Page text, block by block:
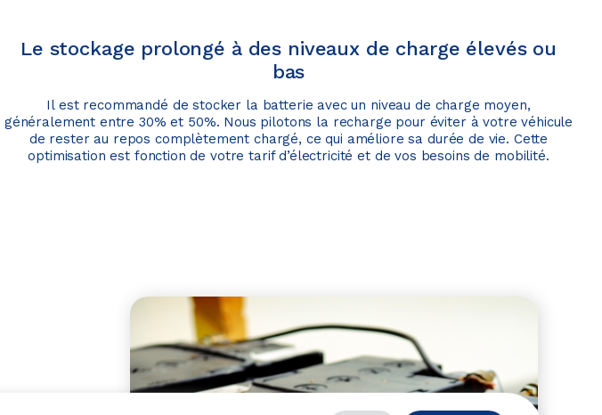
Le stockage prolongé à des niveaux de charge élevés ou
bas
Il est recommandé de stocker la batterie avec un niveau de charge moyen,
généralement entre 30% et 50%. Nous pilotons la recharge pour éviter à votre véhicule
de rester au repos complètement chargé, ce qui améliore sa durée de vie. Cette
optimisation est fonction de votre tarif d’électricité et de vos besoins de mobilité.